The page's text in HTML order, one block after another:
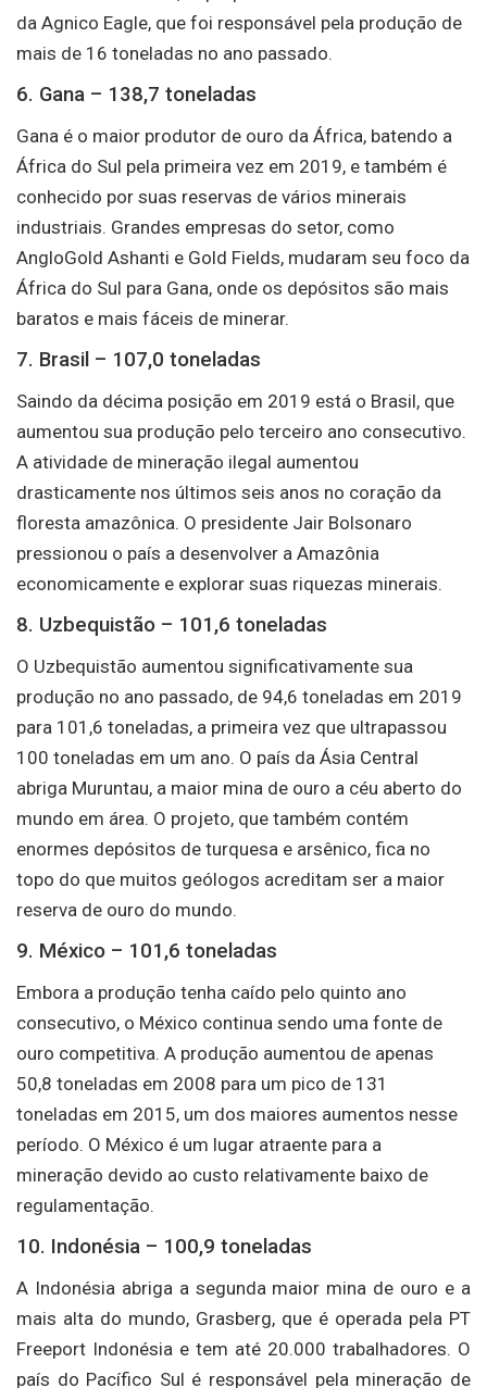
da Agnico Eagle, que foi responsável pela produção de
mais de 16 toneladas no ano passado.
6. Gana – 138,7 toneladas
Gana é o maior produtor de ouro da África, batendo a
África do Sul pela primeira vez em 2019, e também é
conhecido por suas reservas de vários minerais
industriais. Grandes empresas do setor, como
AngloGold Ashanti e Gold Fields, mudaram seu foco da
África do Sul para Gana, onde os depósitos são mais
baratos e mais fáceis de minerar.
7. Brasil – 107,0 toneladas
Saindo da décima posição em 2019 está o Brasil, que
aumentou sua produção pelo terceiro ano consecutivo.
A atividade de mineração ilegal aumentou
drasticamente nos últimos seis anos no coração da
floresta amazônica. O presidente Jair Bolsonaro
pressionou o país a desenvolver a Amazônia
economicamente e explorar suas riquezas minerais.
8. Uzbequistão – 101,6 toneladas
O Uzbequistão aumentou significativamente sua
produção no ano passado, de 94,6 toneladas em 2019
para 101,6 toneladas, a primeira vez que ultrapassou
100 toneladas em um ano. O país da Ásia Central
abriga Muruntau, a maior mina de ouro a céu aberto do
mundo em área. O projeto, que também contém
enormes depósitos de turquesa e arsênico, fica no
topo do que muitos geólogos acreditam ser a maior
reserva de ouro do mundo.
9. México – 101,6 toneladas
Embora a produção tenha caído pelo quinto ano
consecutivo, o México continua sendo uma fonte de
ouro competitiva. A produção aumentou de apenas
50,8 toneladas em 2008 para um pico de 131
toneladas em 2015, um dos maiores aumentos nesse
período. O México é um lugar atraente para a
mineração devido ao custo relativamente baixo de
regulamentação.
10. Indonésia – 100,9 toneladas
A Indonésia abriga a segunda maior mina de ouro e a
mais alta do mundo, Grasberg, que é operada pela PT
Freeport Indonésia e tem até 20.000 trabalhadores. O
país do Pacífico Sul é responsável pela mineração de